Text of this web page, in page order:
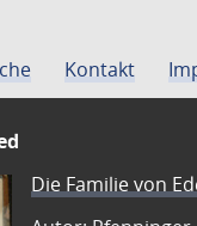
Kontakt
Die Familie von